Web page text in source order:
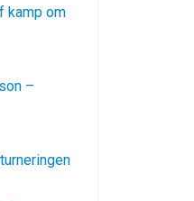
kamp om
–